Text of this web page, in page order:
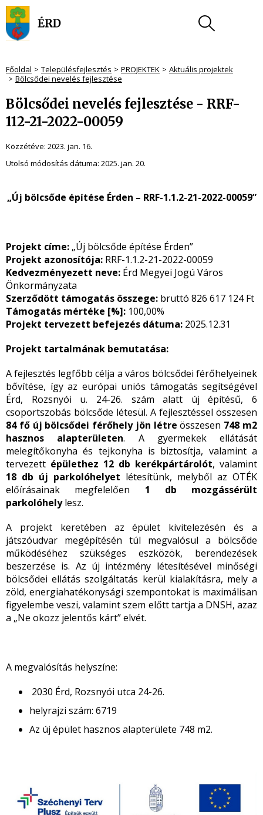
Főoldal Településfejlesztés PROJEKTEK
Aktuális projektek
Bölcsődei nevelés fejlesztése
Bölcsődei nevelés fejlesztése - RRF-
112-21-2022-00059
Közzétéve: 2023. jan. 16.
Utolsó módosítás dátuma: 2025. jan. 20.
„Új bölcsőde építése Érden – RRF-1.1.2-21-2022-00059”
Projekt címe: „Új bölcsőde építése Érden”
Projekt azonosítója: RRF-1.1.2-21-2022-00059
Kedvezményezett neve: Érd Megyei Jogú Város
Önkormányzata
Szerződött támogatás összege: bruttó 826 617 124 Ft
Támogatás mértéke [%]: 100,00%
Projekt tervezett befejezés dátuma: 2025.12.31
Projekt tartalmának bemutatása:
A fejlesztés legfőbb célja a város bölcsődei férőhelyeinek
bővítése, így az európai uniós támogatás segítségével
Érd, Rozsnyói u. 24-26. szám alatt új építésű, 6
csoportszobás bölcsőde létesül. A fejlesztéssel összesen
84 fő új bölcsődei férőhely jön létre összesen 748 m2
hasznos alapterületen. A gyermekek ellátását
melegítőkonyha és tejkonyha is biztosítja, valamint a
tervezett épülethez 12 db kerékpártárolót, valamint
18 db új parkolóhelyet létesítünk, melyből az OTÉK
előírásainak megfelelően 1 db mozgássérült
parkolóhelylesz.
A projekt keretében az épület kivitelezésén és a
játszóudvar megépítésén túl megvalósul a bölcsőde
működéséhez szükséges eszközök, berendezések
beszerzése is. Az új intézmény létesítésével minőségi
bölcsődei ellátás szolgáltatás kerül kialakításra, mely a
zöld, energiahatékonysági szempontokat is maximálisan
figyelembe veszi, valamint szem előtt tartja a DNSH, azaz
a „Ne okozz jelentős kárt” elvét.
A megvalósítás helyszíne:
2030 Érd, Rozsnyói utca 24-26.
helyrajzi szám: 6719
Az új épület hasznos alapterülete 748 m2.